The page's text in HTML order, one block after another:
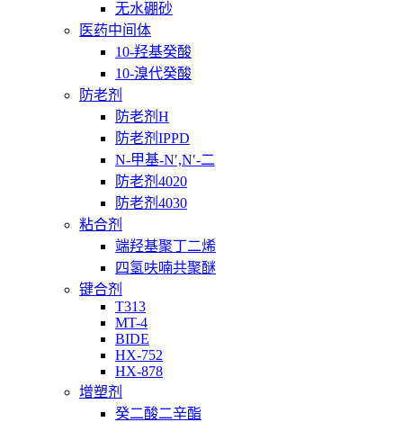
无水硼砂
医药中间体
10-羟基癸酸
10-溴代癸酸
防老剂
防老剂H
防老剂IPPD
N-甲基-N′,N′-二
防老剂4020
防老剂4030
粘合剂
端羟基聚丁二烯
四氢呋喃共聚醚
键合剂
T313
MT-4
BIDE
HX-752
HX-878
增塑剂
癸二酸二辛酯